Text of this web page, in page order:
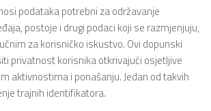
podataka potrebni za održavanje
postoje i drugi podaci koji se razmjenjuju,
za korisničko iskustvo. Ovi dopunski
privatnost korisnika otkrivajući osjetljive
aktivnostima i ponašanju. Jedan od takvih
trajnih identifikatora.